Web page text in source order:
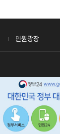
민원광장